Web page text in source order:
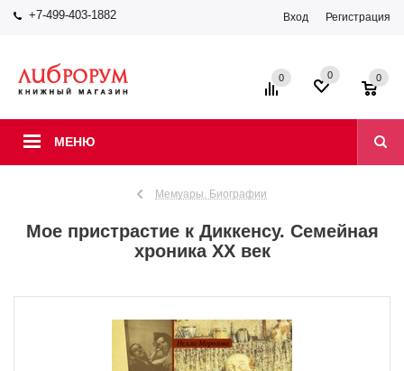
+7-499-403-1882 Вход Регистрация
МЕНЮ
0 0 0
Мемуары. Биографии
Мое пристрастие к Диккенсу. Семейная
хроника XX век